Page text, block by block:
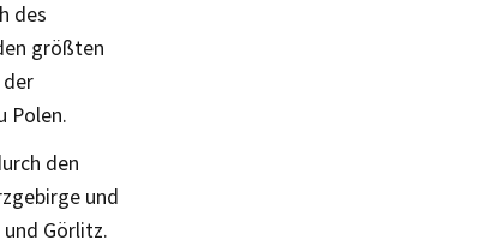
des
größten
der
Polen.
den
und
Görlitz.